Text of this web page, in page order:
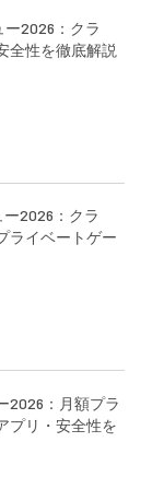
ー2026：クラ
全性を徹底解説
2026：クラ
ライベートゲー
2026：月額プラ
プリ・安全性を